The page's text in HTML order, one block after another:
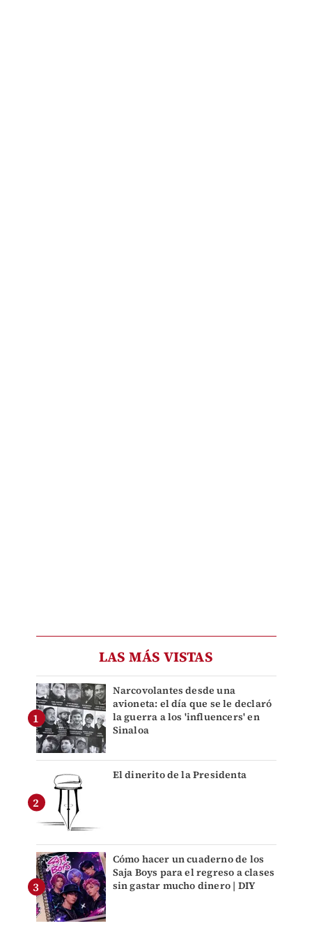
LAS MÁS VISTAS
Narcovolantes desde una
avioneta: el día que se le declaró
la guerra a los 'influencers' en
Sinaloa
El dinerito de la Presidenta
Cómo hacer un cuaderno de los
Saja Boys para el regreso a clases
sin gastar mucho dinero | DIY